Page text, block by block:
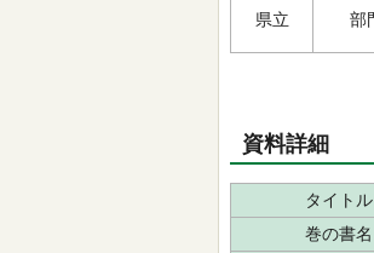
県立 部
資料詳細
タイトル
巻の書名